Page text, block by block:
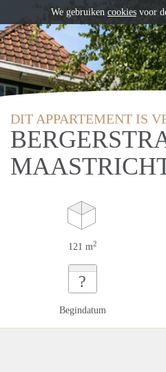
DIT APPARTEMENT IS
121 m2
?
Begindatum
We gebruiken cookies voor